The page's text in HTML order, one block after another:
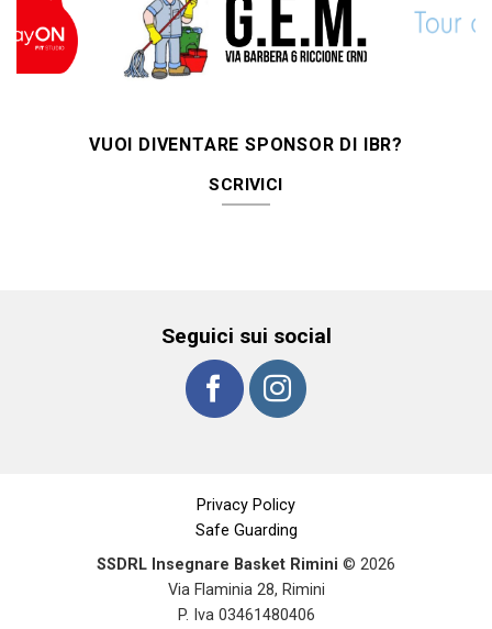
VUOI DIVENTARE SPONSOR DI IBR?
SCRIVICI
Seguici sui social
Privacy Policy
Safe Guarding
SSDRL Insegnare Basket Rimini © 2026
Via Flaminia 28, Rimini
P. Iva 03461480406